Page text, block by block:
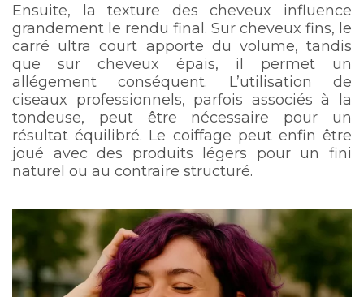
Ensuite, la texture des cheveux influence
grandement le rendu final. Sur cheveux fins, le
carré ultra court apporte du volume, tandis
que sur cheveux épais, il permet un
allégement conséquent. L’utilisation de
ciseaux professionnels, parfois associés à la
tondeuse, peut être nécessaire pour un
résultat équilibré. Le coiffage peut enfin être
joué avec des produits légers pour un fini
naturel ou au contraire structuré.